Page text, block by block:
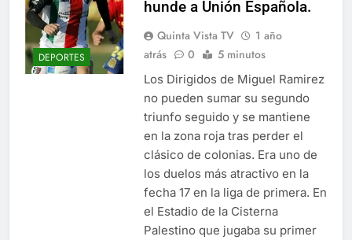
DEPORTES
hunde a Unión Española.
Quinta Vista TV
1 año
atrás
0 5 minutos
Los Dirigidos de Miguel Ramirez
no pueden sumar su segundo
triunfo seguido y se mantiene
en la zona roja tras perder el
clásico de colonias. Era uno de
los duelos más atractivo en la
fecha 17 en la liga de primera. En
el Estadio de la Cisterna
Palestino que jugaba su primer